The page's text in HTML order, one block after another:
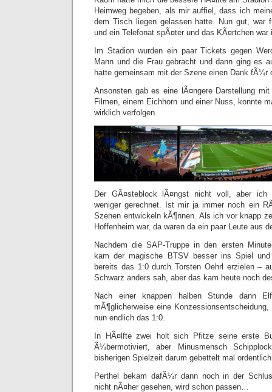
Heimweg begeben, als mir auffiel, dass ich
dem Tisch liegen gelassen hatte. Nun gut, war
und ein Telefonat spÃ¤ter und das KÃ¤rtchen war
Im Stadion wurden ein paar Tickets gegen
Mann und die Frau gebracht und dann ging es
hatte gemeinsam mit der Szene einen Dank fÃ¼r
Ansonsten gab es eine lÃ¤ngere Darstellung
Filmen, einem Eichhorn und einer Nuss, konnte
wirklich verfolgen.
Der GÃ¤steblock lÃ¤ngst nicht voll, aber
weniger gerechnet. Ist mir ja immer noch ein
Szenen entwickeln kÃ¶nnen. Als ich vor knapp
Hoffenheim war, da waren da ein paar Leute aus
Nachdem die SAP-Truppe in den ersten
kam der magische BTSV besser ins Spiel
bereits das 1:0 durch Torsten Oehrl erzielen –
Schwarz anders sah, aber das kam heute noch
Nach einer knappen halben Stunde dann
mÃ¶glicherweise eine
nun endlich das 1:0.
In HÃ¤lfte zwei holt sich Pfitze seine erste
Ã¼bermotiviert, aber Minusmensch
bisherigen Spielzeit darum gebettelt mal
Perthel bekam dafÃ¼r dann noch in der
nicht nÃ¤her gesehen, wird schon passen…